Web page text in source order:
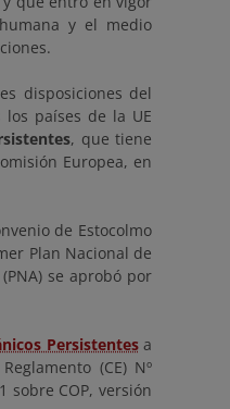
y el medio
disposiciones del
países de la UE
, que tiene
Europea, en
de Estocolmo
Plan Nacional de
se aprobó por
Persistentesa
(CE) Nº
sobre COP, versión